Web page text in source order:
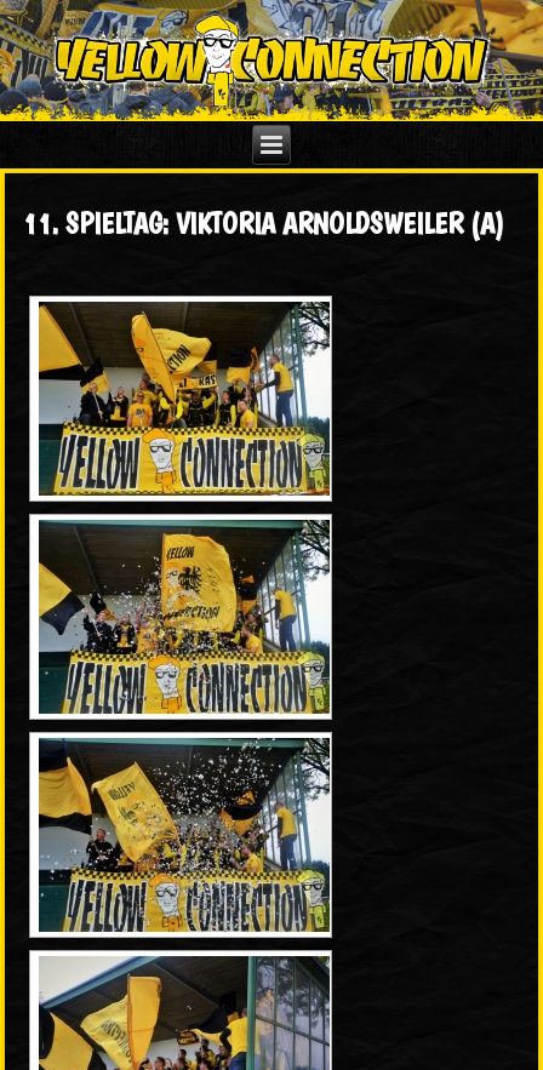
11. SPIELTAG: VIKTORIA ARNOLDSWEILER (A)